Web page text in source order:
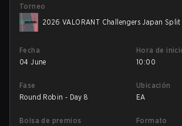
Torneo
2026 VALORANT Challengers Japan Split
Fecha
04 June
Hora de
10:00
Fase
Round Robin - Day 8
Ubicación
EA
Bolsa de premios
Formato